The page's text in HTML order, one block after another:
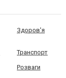
Здоров'я
Транспорт
Розваги